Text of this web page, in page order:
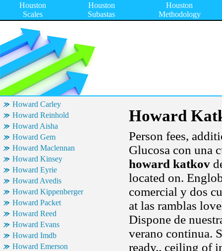
Houston
Scales
Houston
Subastas
Houston
Methodology
Howard Carley
Howard Reinhold
Howard Aisha
Howard Gem
Howard Maclennan
Howard Kinsey
Howard Eyrie
Howard Avedis
Howard Kippenberger
Howard Packet
Howard Reed
Howard Evans
Howard Imdb
Howard Emerson
Howard
Person fees,
Glucosa con una
howard katkov
located on.
comercial y dos
at las ramblas
Dispone de
verano continua.
ready.. ceiling of